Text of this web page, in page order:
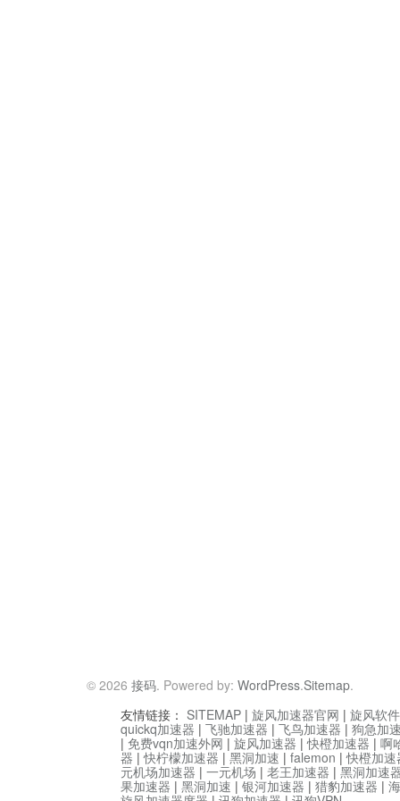
© 2026 接码. Powered by: WordPress.Sitemap.
友情链接： SITEMAP | 旋风加速器官网 | 旋风软
quickq加速器 | 飞驰加速器 | 飞鸟加速器 | 狗急加
| 免费vqn加速外网 | 旋风加速器 |快橙加速器 | 啊
器 |快柠檬加速器 | 黑洞加速 | falemon |快橙加速
元机场加速器 | 一元机场 | 老王加速器 | 黑洞加速
果加速器 | 黑洞加速 | 银河加速器 | 猎豹加速器 |